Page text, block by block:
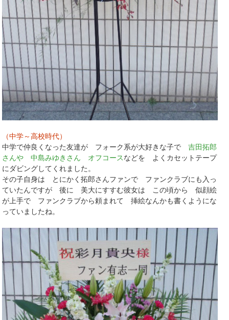
（中学～高校時代）
中学で仲良くなった友達が フォーク系が大好きな子で吉田拓郎
さんや 中島みゆきさん オフコースなどを よくカセットテープ
にダビングしてくれました。
その子自身は とにかく拓郎さんファンで ファンクラブにも入っ
ていたんですが 後に 美大にすすむ彼女は この頃から 似顔絵
が上手で ファンクラブから頼まれて 挿絵なんかも書くようにな
っていましたね。